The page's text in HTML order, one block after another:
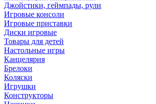
Джойстики, геймпады, рули
Игровые консоли
Игровые приставки
Диски игровые
Товары для детей
Настольные игры
Канцелярия
Брелоки
Коляски
Игрушки
Конструкторы